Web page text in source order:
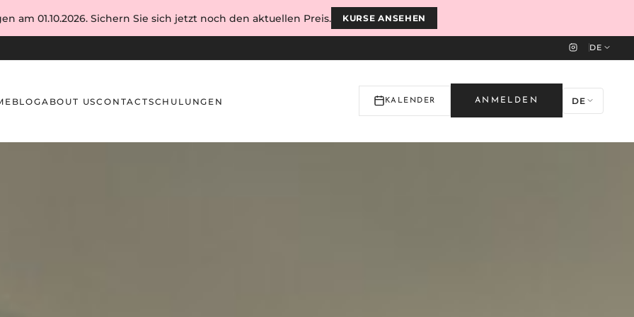
DE
BLOGABOUT USCONTACTSCHULUNGEN KALENDER ANMELDEN DE
am 01.10.2026. Sichern Sie sich jetzt noch den aktuellen Preis. KURSE ANSEHEN